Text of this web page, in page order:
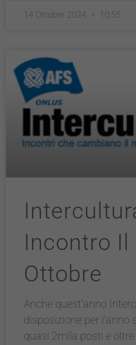
14 Ottobre 2024 10:55
Incontro Il
Ottobre
Anche quest’anno
disposizione per
quasi 2mila posti e